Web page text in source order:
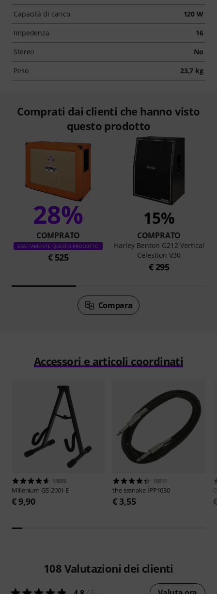
Capacità di carico 120 W
Impedenza 16
Stereo No
Peso 23,7 kg
Comprati dai clienti che hanno visto
questo prodotto
28%
COMPRATO
ESATTAMENTE QUESTO PRODOTTO
€ 525
15%
COMPRATO
Harley Benton G212 Vertical
Celestion V30
€ 295
Compara
Accessori e articoli coordinati
15886
Millenium GS-2001 E
€ 9,90
18011
the sssnake IPP1030
€ 3,55
108 Valutazioni dei clienti